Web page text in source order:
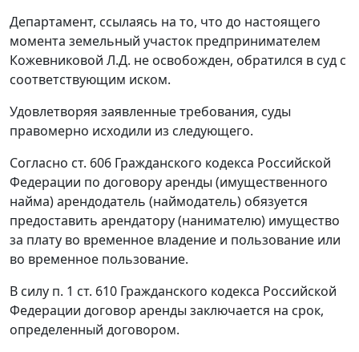
Департамент, ссылаясь на то, что до настоящего
момента земельный участок предпринимателем
Кожевниковой Л.Д. не освобожден, обратился в суд с
соответствующим иском.
Удовлетворяя заявленные требования, суды
правомерно исходили из следующего.
Согласно ст. 606 Гражданского кодекса Российской
Федерации по договору аренды (имущественного
найма) арендодатель (наймодатель) обязуется
предоставить арендатору (нанимателю) имущество
за плату во временное владение и пользование или
во временное пользование.
В силу п. 1 ст. 610 Гражданского кодекса Российской
Федерации договор аренды заключается на срок,
определенный договором.